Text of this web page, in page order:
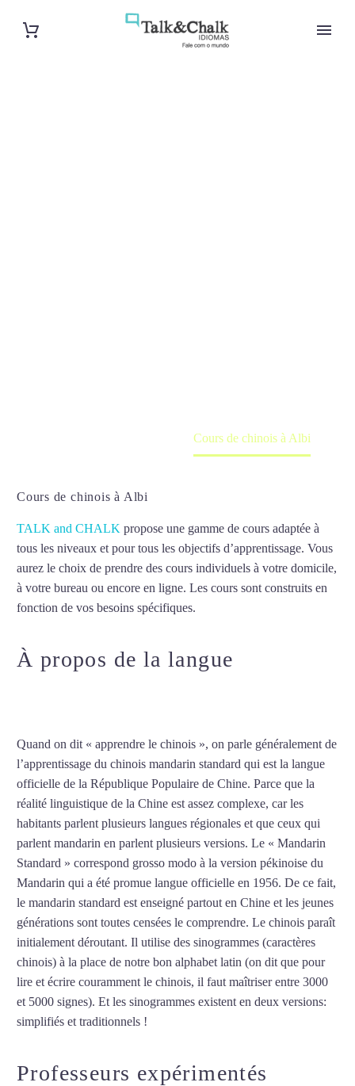
Cours de chinois à Albi
Cours de chinois à Albi
TALK and CHALK propose une gamme de cours adaptée à
tous les niveaux et pour tous les objectifs d’apprentissage. Vous
aurez le choix de prendre des cours individuels à votre domicile,
à votre bureau ou encore en ligne. Les cours sont construits en
fonction de vos besoins spécifiques.
À propos de la langue
Quand on dit « apprendre le chinois », on parle généralement de
l’apprentissage du chinois mandarin standard qui est la langue
officielle de la République Populaire de Chine. Parce que la
réalité linguistique de la Chine est assez complexe, car les
habitants parlent plusieurs langues régionales et que ceux qui
parlent mandarin en parlent plusieurs versions. Le « Mandarin
Standard » correspond grosso modo à la version pékinoise du
Mandarin qui a été promue langue officielle en 1956. De ce fait,
le mandarin standard est enseigné partout en Chine et les jeunes
générations sont toutes censées le comprendre. Le chinois paraît
initialement déroutant. Il utilise des sinogrammes (caractères
chinois) à la place de notre bon alphabet latin (on dit que pour
lire et écrire couramment le chinois, il faut maîtriser entre 3000
et 5000 signes). Et les sinogrammes existent en deux versions:
simplifiés et traditionnels !
Professeurs expérimentés